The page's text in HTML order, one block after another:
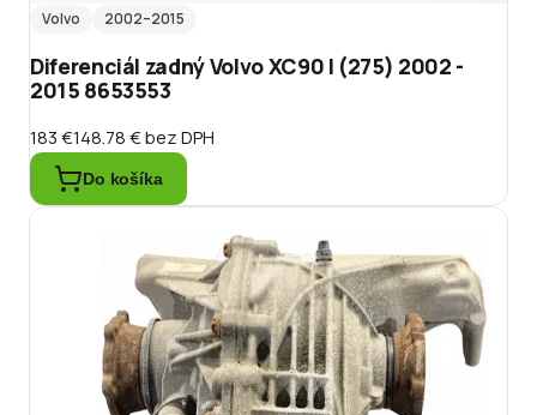
Volvo
2002–2015
Diferenciál zadný Volvo XC90 I (275) 2002 -
2015 8653553
183 €148.78 €bez DPH
Do košíka